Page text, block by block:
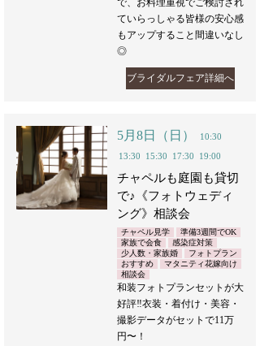
で、お料理重視でご検討され
ていらっしゃる皆様の安心感
もアップすること間違いなし
◎
ブライダルフェア詳細へ
5月8日（日）
10:30
13:30
15:30 17:30 19:00
チャペルも庭園も貸切
で♪《フォトウェディ
ング》相談会
チャペル見学
準備3週間でOK
家族で会食
感染症対策
少人数・家族婚
フォトプラン
おすすめ
マタニティ花嫁向け
相談会
和装フォトプランセットが大
好評‼︎衣装・着付け・美容・
撮影データがセットで11万
円〜！